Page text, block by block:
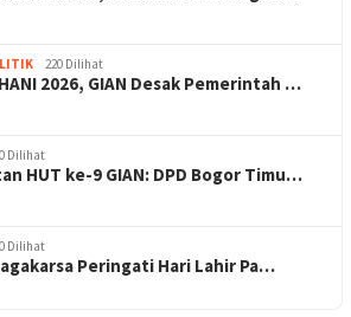
220 Dilihat
2026, GIAN Desak Pemerintah …
Dilihat
HUT ke-9 GIAN: DPD Bogor Timu…
Dilihat
Peringati Hari Lahir Pa…